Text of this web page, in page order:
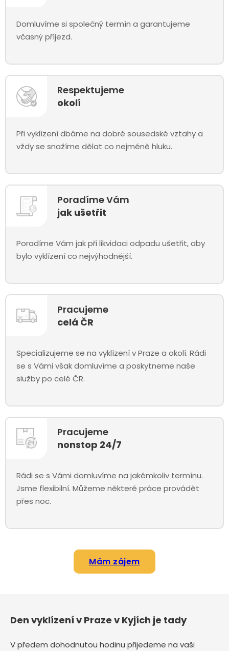
Domluvíme si společný termín a garantujeme
včasný příjezd.
Respektujeme
okolí
Při vyklízení dbáme na dobré sousedské vztahy a
vždy se snažíme dělat co nejméně hluku.
Poradíme Vám
jak ušetřit
Poradíme Vám jak při likvidaci odpadu ušetřit, aby
bylo vyklízení co nejvýhodnější.
Pracujeme
celá ČR
Specializujeme se na vyklízení v Praze a okolí. Rádi
se s Vámi však domluvíme a poskytneme naše
služby po celé ČR.
Pracujeme
nonstop 24/7
Rádi se s Vámi domluvíme na jakémkoliv termínu.
Jsme flexibilní. Můžeme některé práce provádět
přes noc.
Mám zájem
Den vyklízení v Praze v Kyjích je tady
V předem dohodnutou hodinu přijedeme na vaši